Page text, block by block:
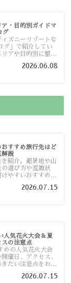
ア・目的別ガイドマ
グ
ズニーリゾートな
グ」で紹介してい
アや目的別に整理
つけていただけま
2026.06.08
おすすめ旅行先はど
解説
紹介。避暑地や山
選び方や混雑状
やすいおすすめス
2026.07.15
人気花火大会＆夏
の注意点
めの人気花火大会
催日、アクセス、
たい注意点をわか
2026.07.15